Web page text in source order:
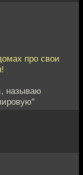
про свои
называю